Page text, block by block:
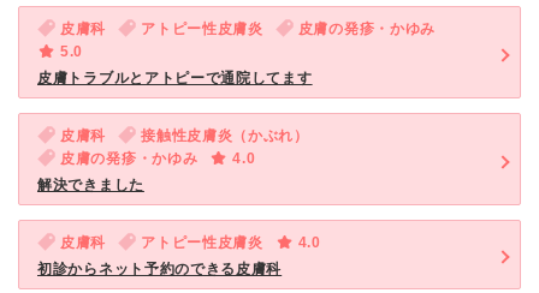
皮膚科 アトピー性皮膚炎
皮膚の発疹・かゆみ
5.0
皮膚トラブルとアトピーで通院してます
皮膚科
接触性皮膚炎（かぶれ）
皮膚の発疹・かゆみ
4.0
解決できました
皮膚科 アトピー性皮膚炎
4.0
初診からネット予約のできる皮膚科